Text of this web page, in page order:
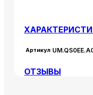
Артикул
ОТЗЫВЫ